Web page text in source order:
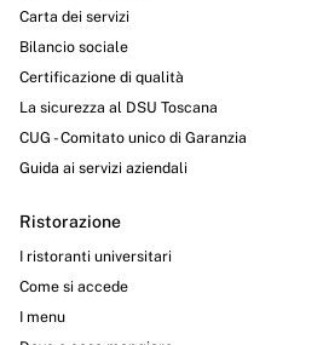
Carta dei servizi
Bilancio sociale
Certificazione di qualità
La sicurezza al DSU Toscana
CUG - Comitato unico di Garanzia
Guida ai servizi aziendali
Ristorazione
I ristoranti universitari
Come si accede
I menu